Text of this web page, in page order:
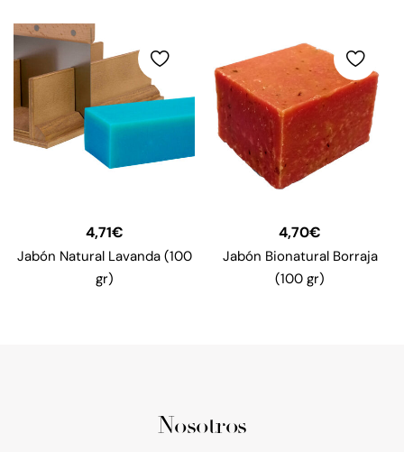
4,71€
Jabón Natural Lavanda (100
gr)
4,70€
Jabón Bionatural Borraja
(100 gr)
Nosotros